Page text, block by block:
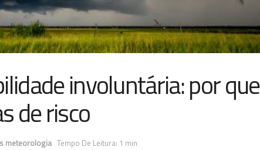
involuntária: por
de risco
meteorologia Tempo De Leitura: 1 min